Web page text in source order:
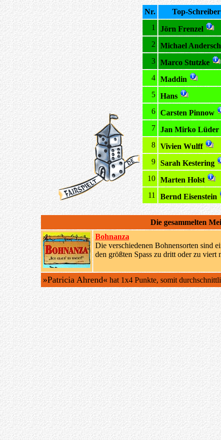
Nr.
Top-Schreiber
1
Jörn Frenzel
2
Michael Andersch
3
Marco Stutzke
4
Maddin
5
Hans
6
Carsten Pinnow
7
Jan Mirko Lüder
8
Vivien Wulff
9
Sarah Kestering
10
Marten Holst
11
Bernd Eisenstein
Die gesammelten
Bohnanza
Die verschiedenen Bohnensorten sind
den größten Spass zu dritt oder zu viert
»Patricia Ahrend« hat 1x4 Punkte, somit